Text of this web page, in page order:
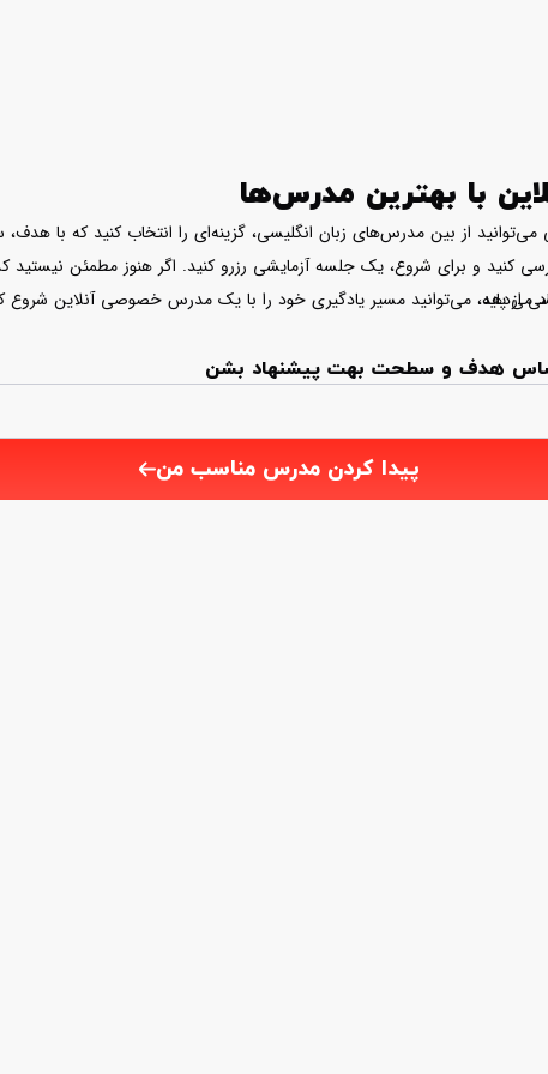
با بهترین مدرس‌ها
از بین مدرس‌های زبان انگلیسی، گزینه‌ای را انتخاب کنید که با
کنید و برای شروع، یک جلسه آزمایشی رزرو کنید. اگر هنوز مطمئن
می‌دهد.
از پایه، می‌توانید مسیر یادگیری خود را با یک مدرس خصوصی آنلاین شروع
اساس هدف و سطحت بهت پیشنهاد بشن
پیدا کردن مدرس مناسب من